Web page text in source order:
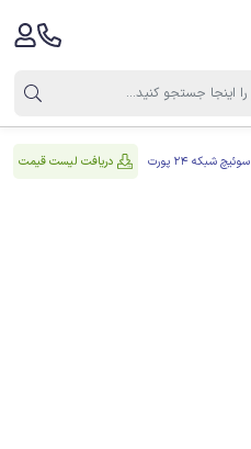
سوئیچ شبکه 24 پورت دریافت لیست قیمت